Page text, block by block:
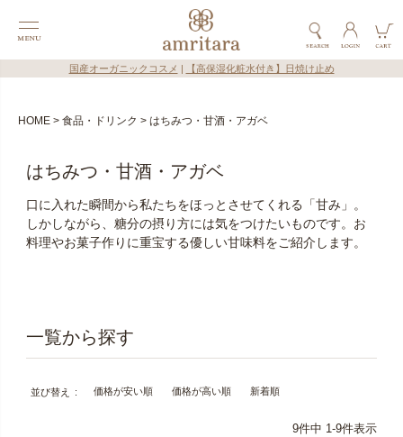
国産オーガニックコスメ 【高保湿化粧水付き】日焼け止め
HOME 食品・ドリンク はちみつ・甘酒・アガベ
はちみつ・甘酒・アガベ
口に入れた瞬間から私たちをほっとさせてくれる「甘み」。
しかしながら、糖分の摂り方には気をつけたいものです。お
料理やお菓子作りに重宝する優しい甘味料をご紹介します。
並び替え 価格が安い順 価格が高い順 新着順
9件中 1-9件表示